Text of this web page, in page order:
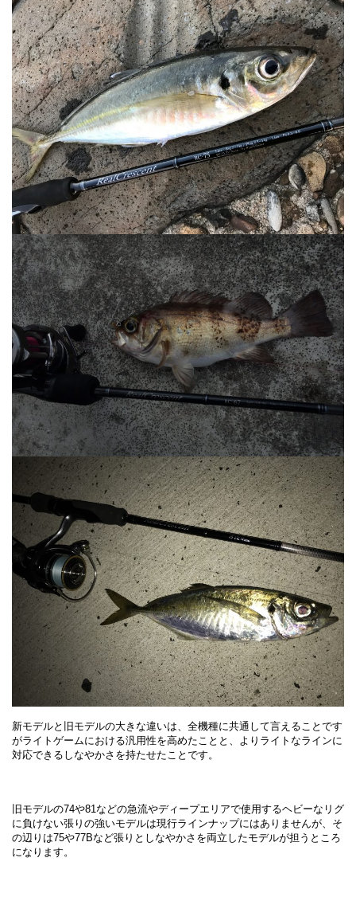
新モデルと旧モデルの大きな違いは、全機種に共通して言えることです
がライトゲームにおける汎用性を高めたことと、よりライトなラインに
対応できるしなやかさを持たせたことです。
旧モデルの74や81などの急流やディープエリアで使用するヘビーなリグ
に負けない張りの強いモデルは現行ラインナップにはありませんが、そ
の辺りは75や77Bなど張りとしなやかさを両立したモデルが担うところ
になります。